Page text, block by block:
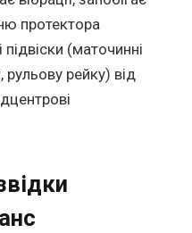
протектора
(маточинні
рейку) від